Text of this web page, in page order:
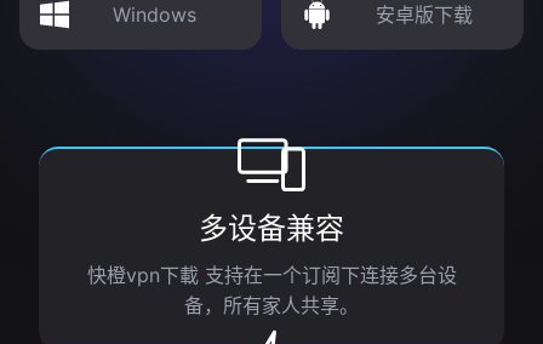
Windows 安卓版下载
多设备兼容
快橙vpn下載 支持在一个订阅下连接多台设
备，所有家人共享。